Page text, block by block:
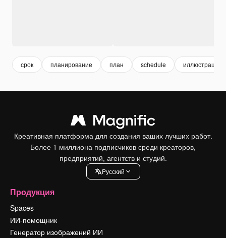
срок планирование план schedule иллюстрация
Креативная платформа для создания ваших лучших работ.
Более 1 миллиона подписчиков среди креаторов,
предприятий, агентств и студий.
Pусский
Продукция
Spaces
ИИ-помощник
Генератор изображений ИИ